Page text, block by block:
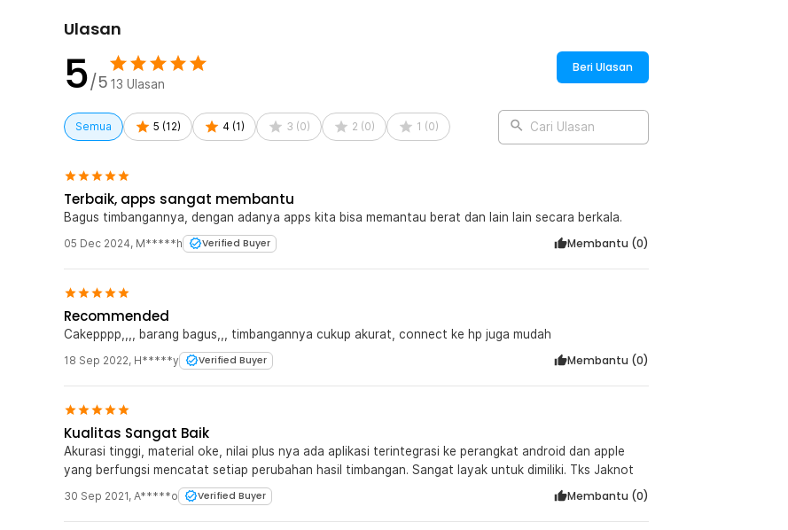
Ulasan
5/5 13 Ulasan
Beri Ulasan
Semua 5 (12) 4 (1 ) 3 (0) 2 (0) 1 (0) Cari Ulasan
Terbaik, apps sangat membantu
Bagus timbangannya, dengan adanya apps kita bisa memantau berat dan lain lain secara berkala.
05 Dec 2024, M*****h Verified Buyer Membantu (0)
Recommended
Cakepppp,,,, barang bagus,,, timbangannya cukup akurat, connect ke hp juga mudah
18 Sep 2022, H*****y Verified Buyer Membantu (0)
Kualitas Sangat Baik
Akurasi tinggi, material oke, nilai plus nya ada aplikasi terintegrasi ke perangkat android dan apple
yang berfungsi mencatat setiap perubahan hasil timbangan. Sangat layak untuk dimiliki. Tks Jaknot
30 Sep 2021, A*****o Verified Buyer Membantu (0)